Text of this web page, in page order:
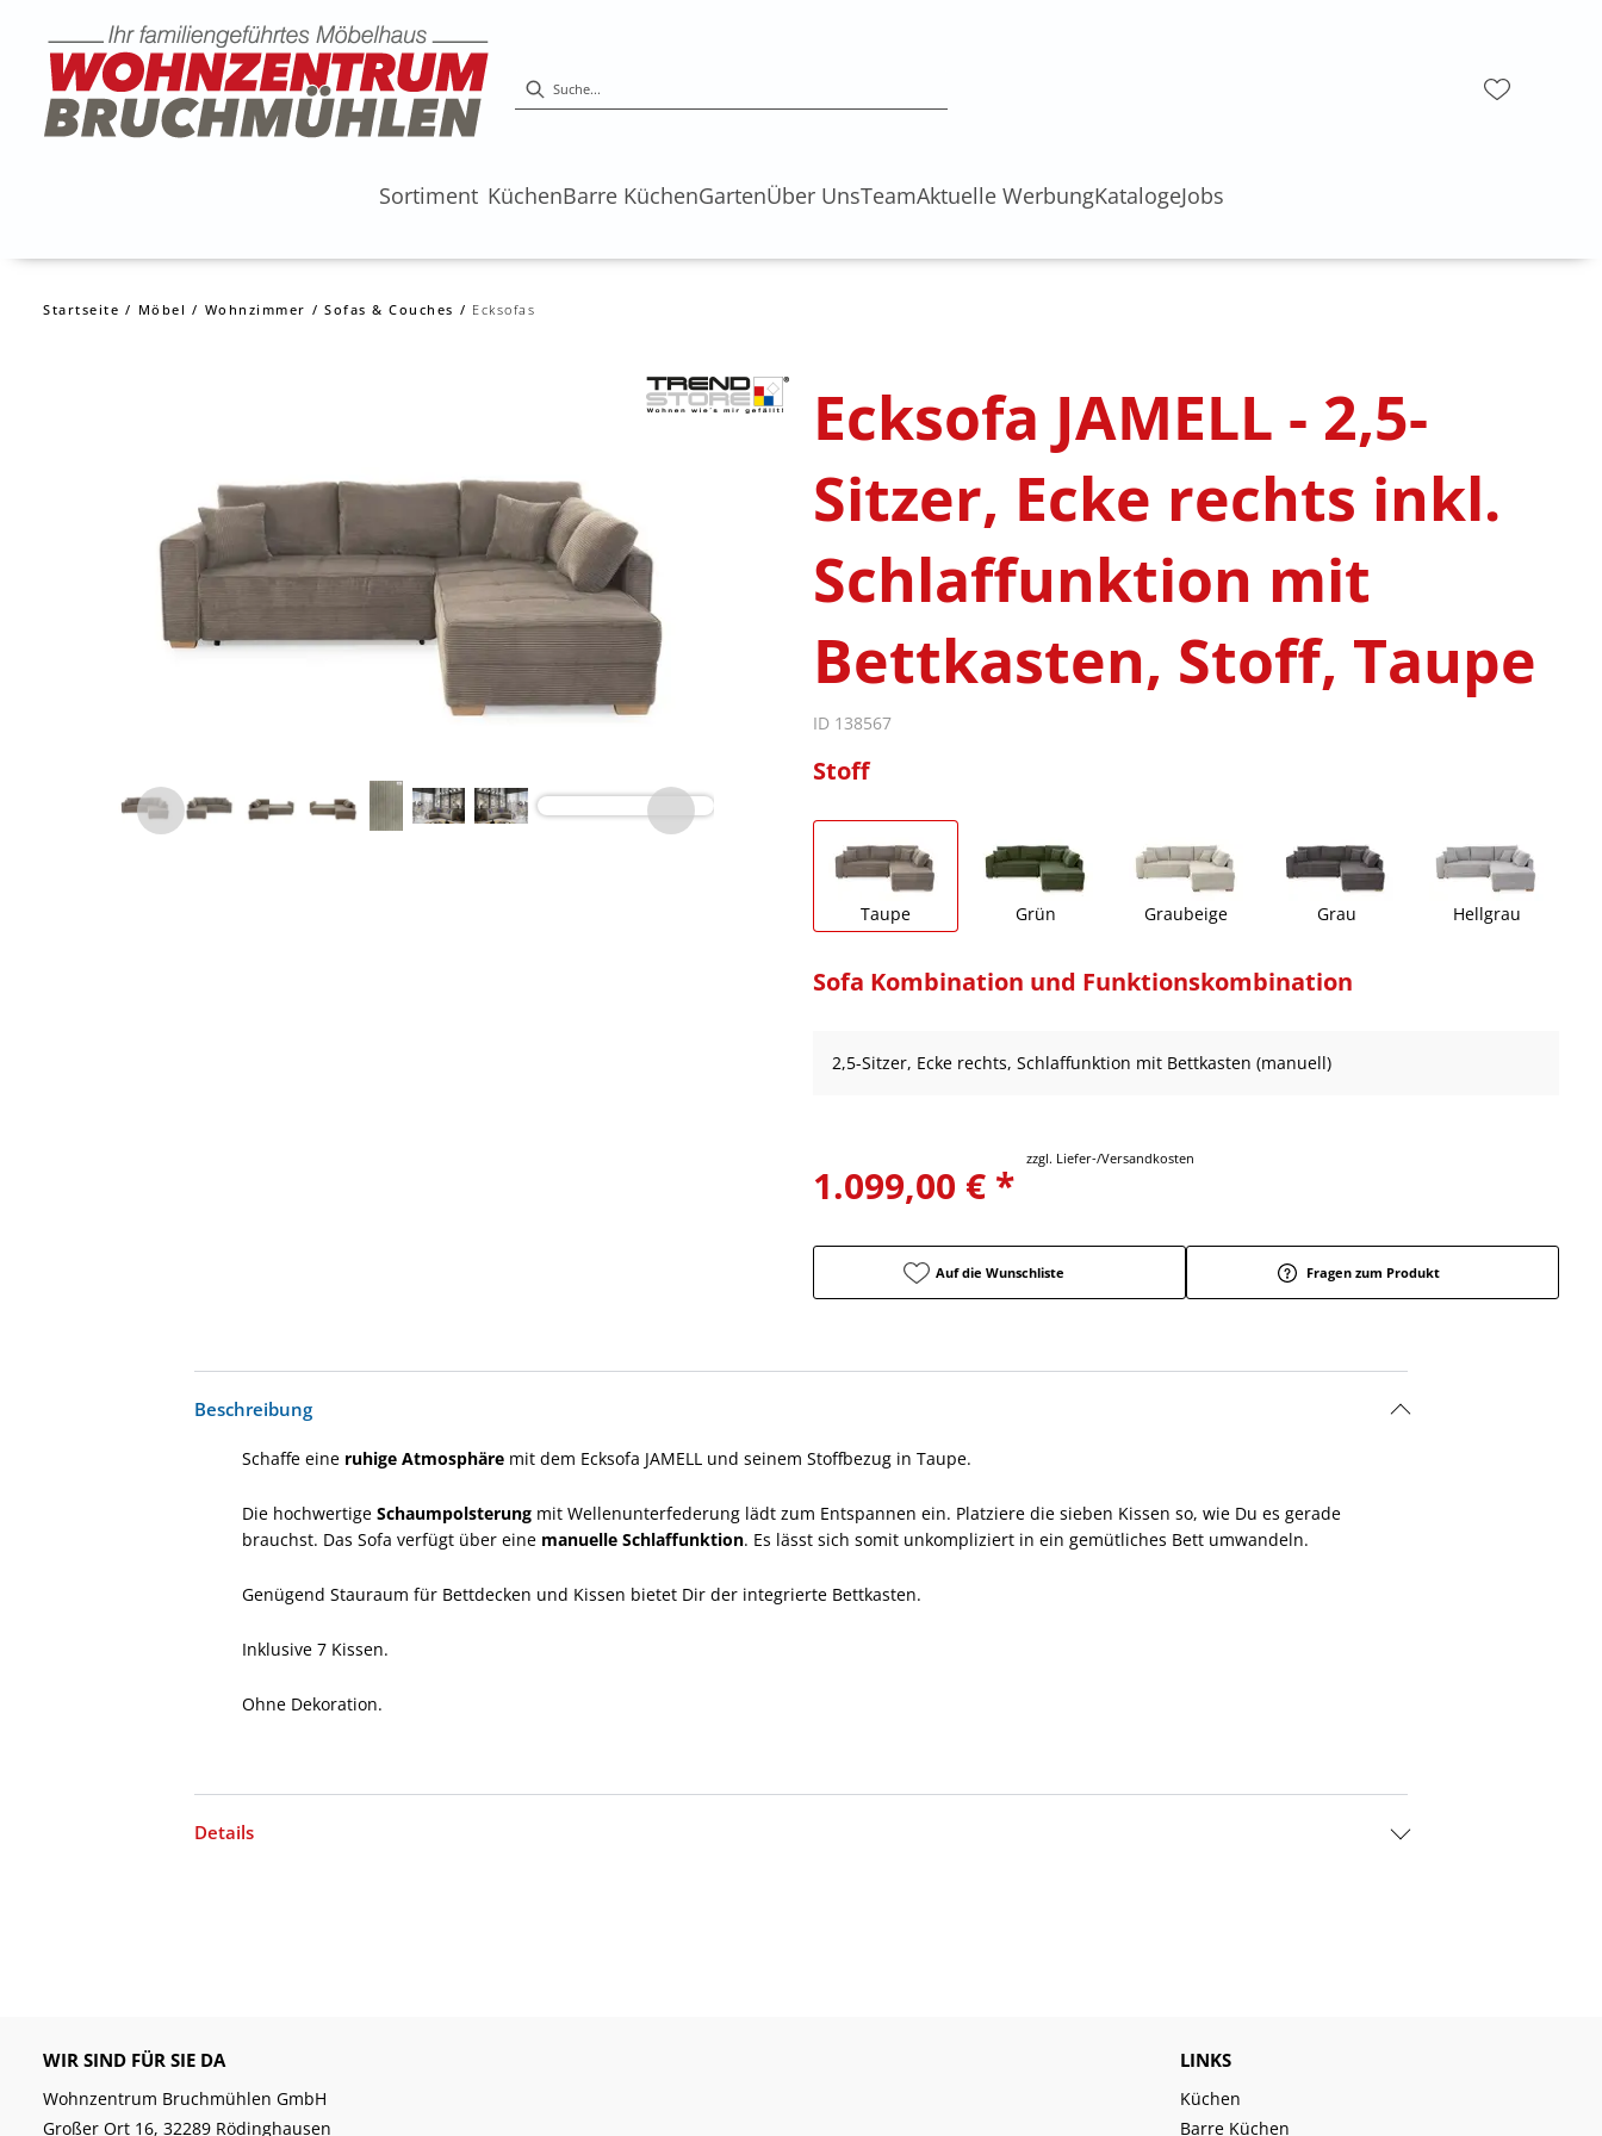
Sortiment KüchenBarre KüchenGartenÜber UnsTeamAktuelle WerbungKatalogeJobs
Startseite Möbel Wohnzimmer Sofas & Couches Ecksofas
Ecksofa JAMELL - 2,5-
Sitzer, Ecke rechts inkl.
Schlaffunktion mit
Bettkasten, Stoff, Taupe
ID 138567
Stoff
Taupe Grün Graubeige Grau Hellgrau
Sofa Kombination und Funktionskombination
2,5-Sitzer, Ecke rechts, Schlaffunktion mit Bettkasten (manuell)
1.099,00 € *
zzgl. Liefer-/Versandkosten
Auf die Wunschliste Fragen zum Produkt
Beschreibung
Schaffe eine ruhige Atmosphäre mit dem Ecksofa JAMELL und seinem Stoffbezug in Taupe.
Die hochwertigeSchaumpolsterung mit Wellenunterfederung lädt zum Entspannen ein. Platziere die sieben Kissen so, wie Du es gerade
brauchst. Das Sofa verfügt über eine manuelle Schlaffunktion. Es lässt sich somit unkompliziert in ein gemütliches Bett umwandeln.
Genügend Stauraum für Bettdecken und Kissen bietet Dir der integrierte Bettkasten.
Inklusive 7 Kissen.
Ohne Dekoration.
Details
WIR SIND FÜR SIE DA
Wohnzentrum Bruchmühlen GmbH
Großer Ort 16, 32289 Rödinghausen
LINKS
Küchen
Barre Küchen